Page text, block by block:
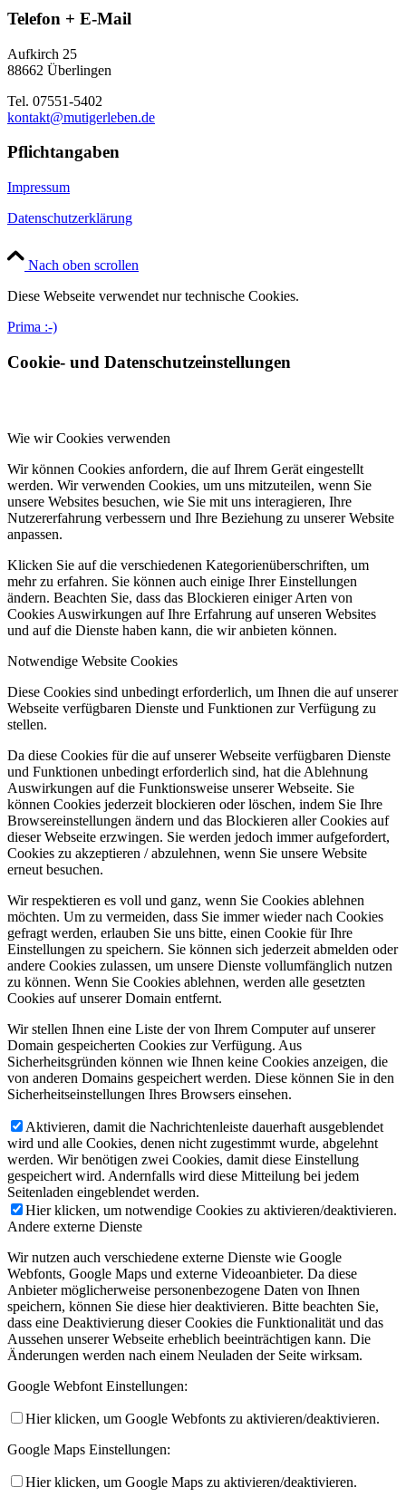
Telefon + E-Mail
Aufkirch 25
88662 Überlingen
Tel. 07551-5402
kontakt@mutigerleben.de
Pflichtangaben
Impressum
Datenschutzerklärung
Nach oben scrollen
Diese Webseite verwendet nur technische Cookies.
Prima :-)
Cookie- und Datenschutzeinstellungen
Wie wir Cookies verwenden
Wir können Cookies anfordern, die auf Ihrem Gerät eingestellt
werden. Wir verwenden Cookies, um uns mitzuteilen, wenn Sie
unsere Websites besuchen, wie Sie mit uns interagieren, Ihre
Nutzererfahrung verbessern und Ihre Beziehung zu unserer Website
anpassen.
Klicken Sie auf die verschiedenen Kategorienüberschriften, um
mehr zu erfahren. Sie können auch einige Ihrer Einstellungen
ändern. Beachten Sie, dass das Blockieren einiger Arten von
Cookies Auswirkungen auf Ihre Erfahrung auf unseren Websites
und auf die Dienste haben kann, die wir anbieten können.
Notwendige Website Cookies
Diese Cookies sind unbedingt erforderlich, um Ihnen die auf unserer
Webseite verfügbaren Dienste und Funktionen zur Verfügung zu
stellen.
Da diese Cookies für die auf unserer Webseite verfügbaren Dienste
und Funktionen unbedingt erforderlich sind, hat die Ablehnung
Auswirkungen auf die Funktionsweise unserer Webseite. Sie
können Cookies jederzeit blockieren oder löschen, indem Sie Ihre
Browsereinstellungen ändern und das Blockieren aller Cookies auf
dieser Webseite erzwingen. Sie werden jedoch immer aufgefordert,
Cookies zu akzeptieren / abzulehnen, wenn Sie unsere Website
erneut besuchen.
Wir respektieren es voll und ganz, wenn Sie Cookies ablehnen
möchten. Um zu vermeiden, dass Sie immer wieder nach Cookies
gefragt werden, erlauben Sie uns bitte, einen Cookie für Ihre
Einstellungen zu speichern. Sie können sich jederzeit abmelden oder
andere Cookies zulassen, um unsere Dienste vollumfänglich nutzen
zu können. Wenn Sie Cookies ablehnen, werden alle gesetzten
Cookies auf unserer Domain entfernt.
Wir stellen Ihnen eine Liste der von Ihrem Computer auf unserer
Domain gespeicherten Cookies zur Verfügung. Aus
Sicherheitsgründen können wie Ihnen keine Cookies anzeigen, die
von anderen Domains gespeichert werden. Diese können Sie in den
Sicherheitseinstellungen Ihres Browsers einsehen.
Aktivieren, damit die Nachrichtenleiste dauerhaft ausgeblendet
wird und alle Cookies, denen nicht zugestimmt wurde, abgelehnt
werden. Wir benötigen zwei Cookies, damit diese Einstellung
gespeichert wird. Andernfalls wird diese Mitteilung bei jedem
Seitenladen eingeblendet werden.
Hier klicken, um notwendige Cookies zu aktivieren/deaktivieren.
Andere externe Dienste
Wir nutzen auch verschiedene externe Dienste wie Google
Webfonts, Google Maps und externe Videoanbieter. Da diese
Anbieter möglicherweise personenbezogene Daten von Ihnen
speichern, können Sie diese hier deaktivieren. Bitte beachten Sie,
dass eine Deaktivierung dieser Cookies die Funktionalität und das
Aussehen unserer Webseite erheblich beeinträchtigen kann. Die
Änderungen werden nach einem Neuladen der Seite wirksam.
Google Webfont Einstellungen:
Hier klicken, um Google Webfonts zu aktivieren/deaktivieren.
Google Maps Einstellungen:
Hier klicken, um Google Maps zu aktivieren/deaktivieren.